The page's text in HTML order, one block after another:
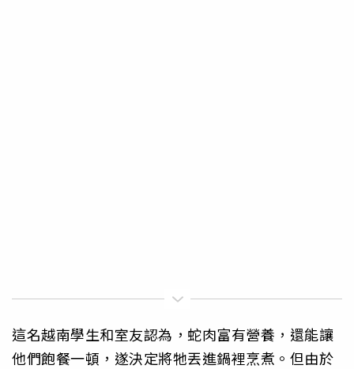
這名越南學生和室友認為，蛇肉富有營養，還能讓
他們飽餐一頓，遂決定將牠丟進鍋裡烹煮。但由於